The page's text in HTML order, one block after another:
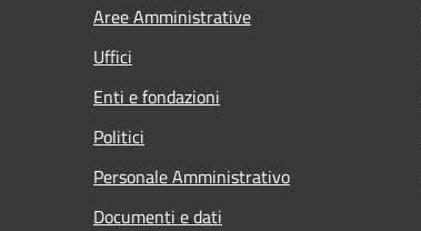
Aree Amministrative
Uffici
Enti e fondazioni
Politici
Personale Amministrativo
Documenti e dati